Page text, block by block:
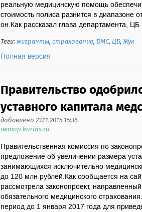
реальную медицинскую помощь
стоимость полиса разнится в диапазоне
он.Как рассказал глава департамента,
Теги:мигранты,страхование, ДМС, ЦБ,Жук
Полная версия
Правительство
уставного капитала
добавлено 23.11.2015 15:36
автор korins.ru
Правительственная комиссия по
предложение об увеличении размера
занимающихся исключительно
до 120 млн рублей.Как сообщается на
рассмотрела законопроект,
обязательного медицинского
период до 1 января 2017 года для